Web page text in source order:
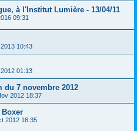
à l'Institut Lumière - 13/04/11
09:31
10:43
01:13
7 novembre 2012
2012 18:37
2012 16:35